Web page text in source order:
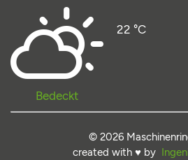
Bedeckt
22 °C
© 2026
created with ♥ by